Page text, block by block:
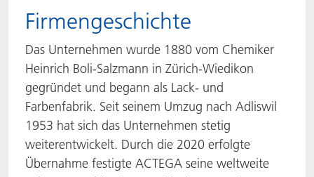
Firmengeschichte
Das Unternehmen wurde 1880 vom Chemiker
Heinrich Boli-Salzmann in Zürich-Wiedikon
gegründet und begann als Lack- und
Farbenfabrik. Seit seinem Umzug nach Adliswil
1953 hat sich das Unternehmen stetig
weiterentwickelt. Durch die 2020 erfolgte
Übernahme festigte ACTEGA seine weltweite